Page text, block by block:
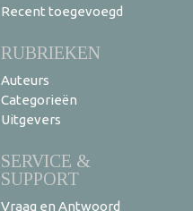
Recent toegevoegd
RUBRIEKEN
Auteurs
Categorieën
Uitgevers
SERVICE &
SUPPORT
Vraag en Antwoord